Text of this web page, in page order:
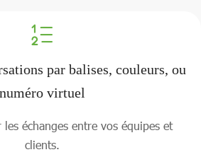
par balises, couleurs, ou
numéro virtuel
échanges entre vos équipes et
clients.